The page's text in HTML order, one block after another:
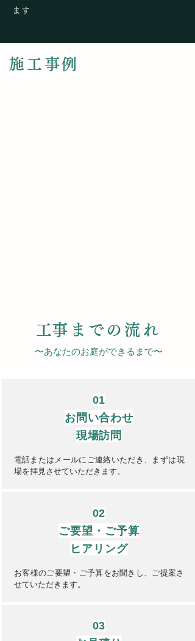
ます
施工事例
​工事までの流れ
​〜あなたのお庭ができるまで〜
01
​お問い合わせ
現場訪問
電話またはメールにご連絡いただき、まずは現
場を拝見させていただきます。
02
​ご要望・ご予算
​ヒアリング
​お客様のご要望・ご予算をお聞きし、ご提案さ
せていただきます。
03